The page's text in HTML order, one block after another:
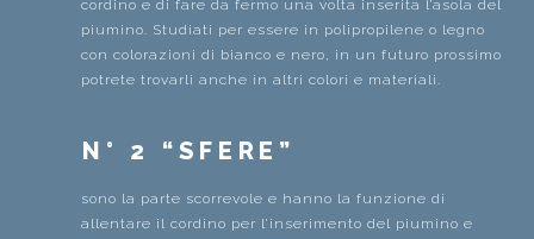
cordino e di fare da fermo una volta inserita l’asola del
piumino. Studiati per essere in polipropilene o legno
con colorazioni di bianco e nero, in un futuro prossimo
potrete trovarli anche in altri colori e materiali.
N° 2 “SFERE”
sono la parte scorrevole e hanno la funzione di
allentare il cordino per l’inserimento del piumino e